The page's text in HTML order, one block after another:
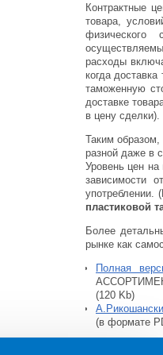
Контрактные
товара,
физического
расходы
когда
таможенную
доставке
в цену сделки).
Таким образом,
разной даже в
Уровень цен на
зависимости
пластиковой
Более
рынке как
Полная
(120 Kb)
(в формате